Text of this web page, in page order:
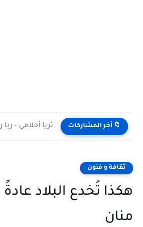
📁 أخر المشاركات ثريا أحلامي - ربا
ثقافة و فنون
هكذا تُخدع البلاد
منان